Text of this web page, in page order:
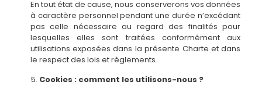
En tout état de cause, nous conserverons vos données
à caractère personnel pendant une durée n’excédant
pas celle nécessaire au regard des finalités pour
lesquelles elles sont traitées conformément aux
utilisations exposées dans la présente Charte et dans
le respect des lois et règlements.
Cookies : comment les utilisons-nous ?